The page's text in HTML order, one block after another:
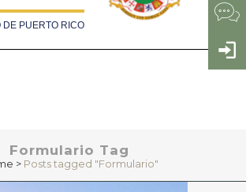
DE PUERTO RICO
Formulario Tag
> Posts tagged "Formulario"